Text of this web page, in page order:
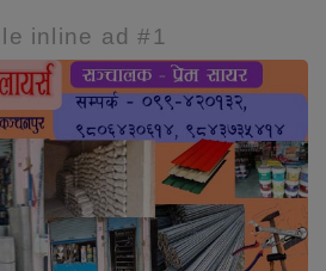
inline ad #1